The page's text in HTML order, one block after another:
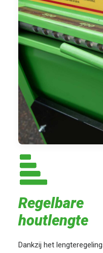
Regelbare
houtlengte
Dankzij het